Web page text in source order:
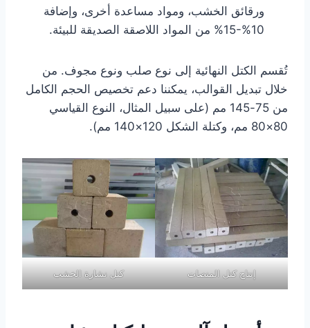
ورقائق الخشب، ومواد مساعدة أخرى، وإضافة
10%-15% من المواد اللاصقة الصديقة للبيئة.
تُقسم الكتل النهائية إلى نوع صلب ونوع مجوف. من
خلال تبديل القوالب، يمكننا دعم تخصيص الحجم الكامل
من 75-145 مم (على سبيل المثال، النوع القياسي
80×80 مم، وكتلة الشكل 120×140 مم).
إنتاج كتل المنصات كتل نشارة الخشب